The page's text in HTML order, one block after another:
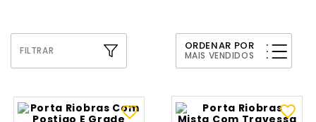
FILTRAR ORDENAR POR
MAIS VENDIDOS